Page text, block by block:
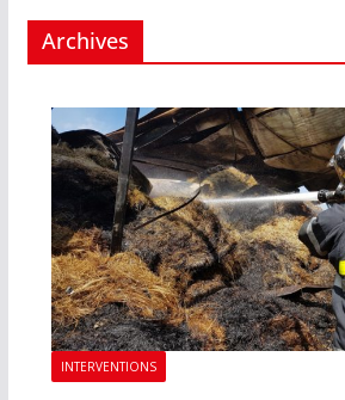
Archives
INTERVENTIONS